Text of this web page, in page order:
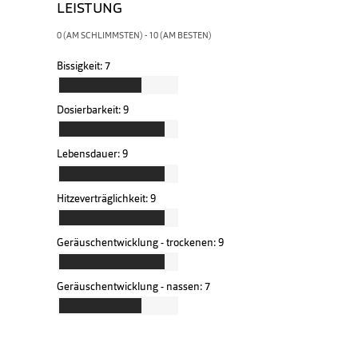
LEISTUNG
0 (AM SCHLIMMSTEN) - 10 (AM BESTEN)
Bissigkeit:7
Dosierbarkeit:9
Lebensdauer:9
Hitzeverträglichkeit:9
Geräuschentwicklung - trockenen:9
Geräuschentwicklung - nassen:7